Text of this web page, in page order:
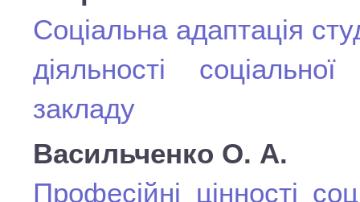
Соціальна адаптація
діяльності
закладу
Васильченко О. А.
Професійні цінності